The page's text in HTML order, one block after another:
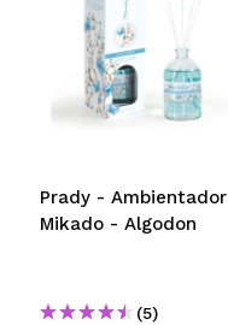
Prady - Ambientador
Mikado - Algodon
(5)